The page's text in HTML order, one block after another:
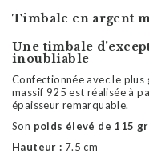
Timbale en argent
Une timbale
inoubliable
Confectionnée avec le
massif 925 est réalisée à
épaisseur remarquable.
Son poids élevé de 115
Hauteur : 7.5 cm